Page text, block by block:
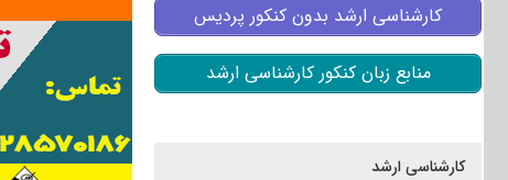
کارشناسی ارشد بدون کنکور پردیس
منابع زبان کنکور کارشناسی ارشد
کارشناسی ارشد